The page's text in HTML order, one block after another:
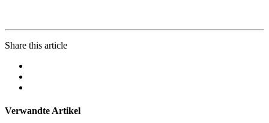
Share this article
Verwandte Artikel